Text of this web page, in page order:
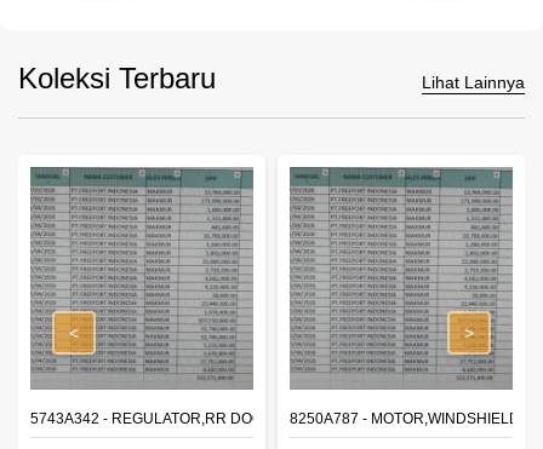
Koleksi Terbaru Lihat Lainnya
WINDOW,LH
5743A342 - REGULATOR,RR DOOR WINDOW,RH8250A787 - MOTOR,WINDSHIELD
< >